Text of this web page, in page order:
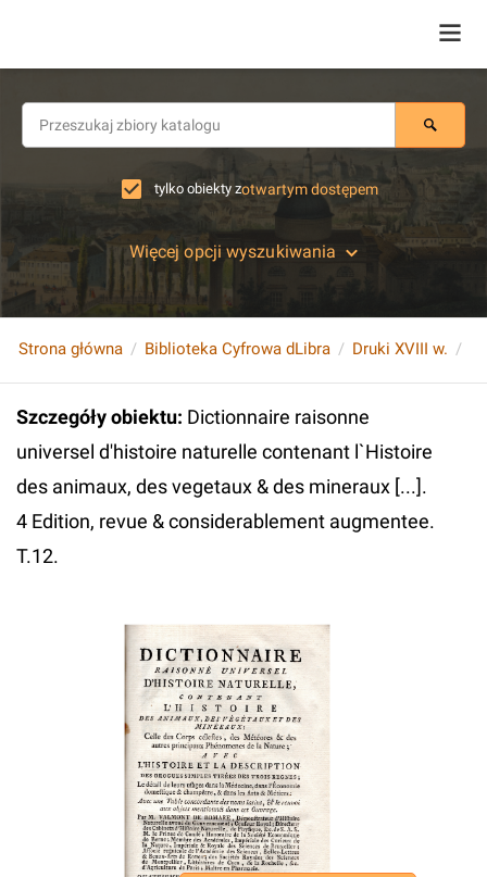
tylko obiekty zotwartym dostępem
Więcej opcji wyszukiwania
Strona główna Biblioteka Cyfrowa dLibra Druki XVIII w.
Szczegóły obiektu: Dictionnaire raisonne
universel d'histoire naturelle contenant l`Histoire
des animaux, des vegetaux & des mineraux [...].
4 Edition, revue & considerablement augmentee.
T.12.